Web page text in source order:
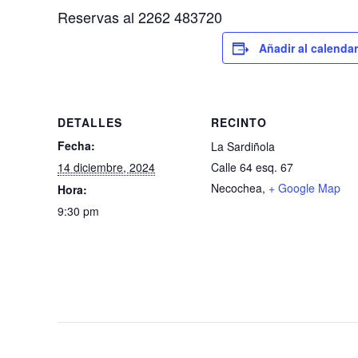
Reservas al 2262 483720
Añadir al
DETALLES
Fecha:
14 diciembre, 2024
Hora:
9:30 pm
RECINTO
La Sardiñola
Calle 64 esq. 67
Necochea, + Google Map